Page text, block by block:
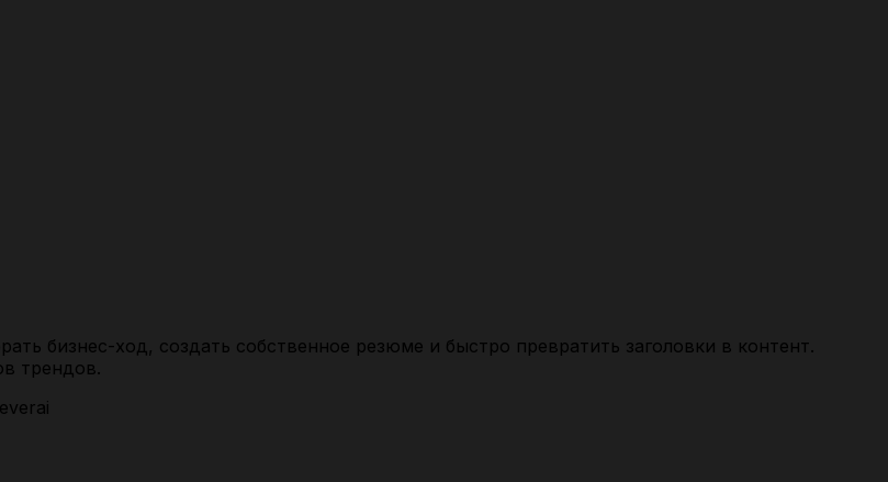
бизнес-ход, создать собственное резюме и быстро превратить заголовки в контент.
трендов.